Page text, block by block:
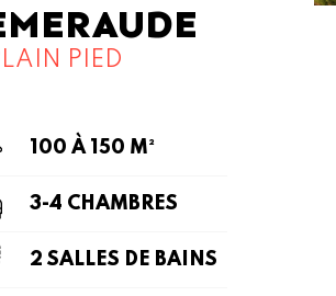
PIED
100 À 150 M²
3-4 CHAMBRES
2 SALLES DE BAINS